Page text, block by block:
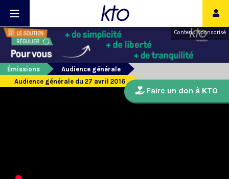
Contenu sponsorisé
Émissions
Audience générale
Audience générale du 27 avril 2016
Faire un don à KTO